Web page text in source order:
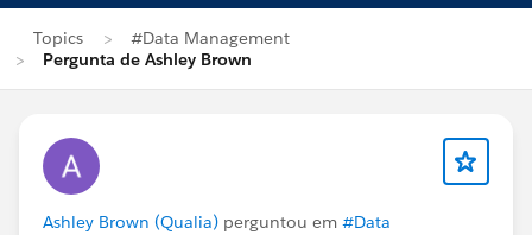
Topics
#Data Management
Pergunta de Ashley Brown
Ashley Brown (Qualia) perguntou em #Data